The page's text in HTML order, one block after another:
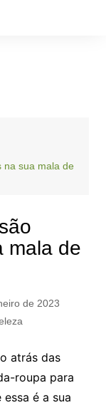
na sua mala de
mala de
de 2023
atrás das
roupa para
é a sua